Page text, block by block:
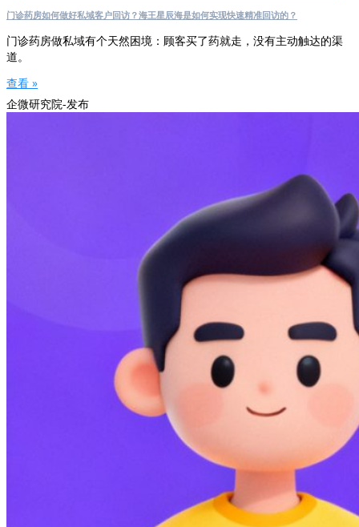
门诊药房如何做好私域客户回访？海王星辰海是如何实现快速精准回访的？
门诊药房做私域有个天然困境：顾客买了药就走，没有主动触达的渠
道。
查看 »
企微研究院-发布